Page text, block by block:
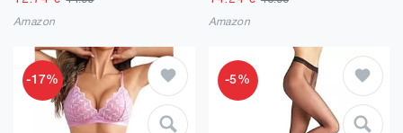
Amazon Amazon
-17% -5%